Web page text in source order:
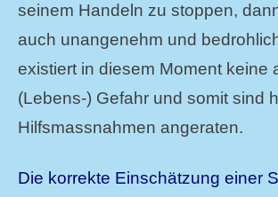
seinem Handeln zu stoppen,
auch unangenehm und
existiert in diesem Moment keine
(Lebens-) Gefahr und somit sind
Hilfsmassnahmen angeraten.
Die korrekte Einschätzung einer